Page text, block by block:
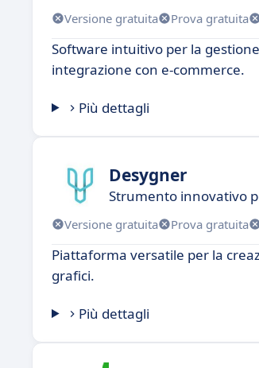
Versione gratuita Prova gratuita
Software intuitivo per la
integrazione con e-commerce.
Più dettagli
Desygner
Strumento innovativo
Versione gratuita Prova gratuita
Piattaforma versatile per la
grafici.
Più dettagli